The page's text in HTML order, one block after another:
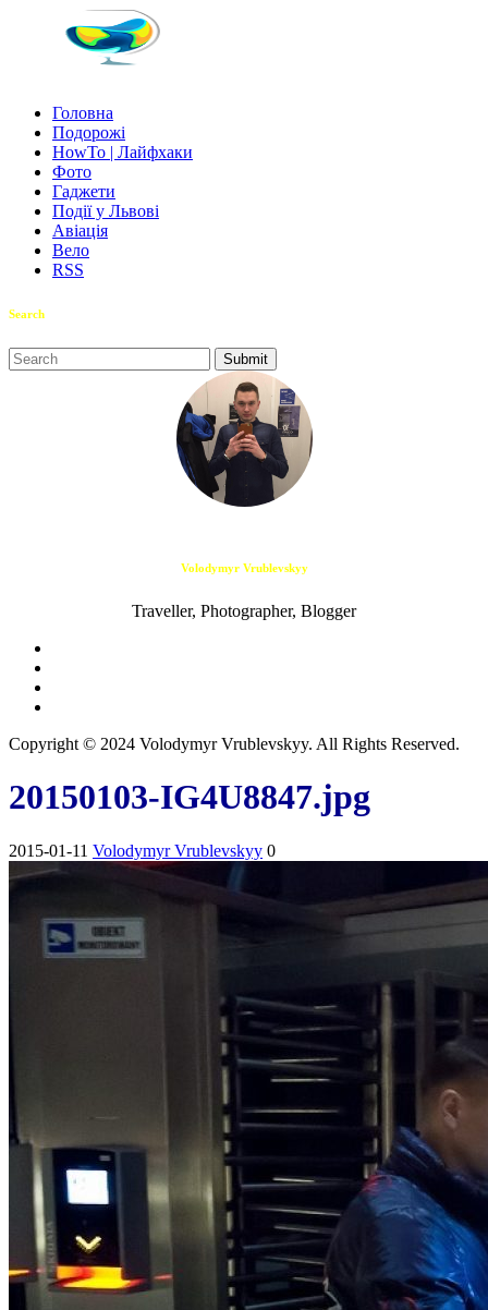
Головна
Подорожі
HowTo | Лайфхаки
Фото
Гаджети
Події у Львові
Авіація
Вело
RSS
Search
Volodymyr Vrublevskyy
Traveller, Photographer, Blogger
Copyright © 2024 Volodymyr Vrublevskyy. All Rights Reserved.
20150103-IG4U8847.jpg
2015-01-11 Volodymyr Vrublevskyy 0